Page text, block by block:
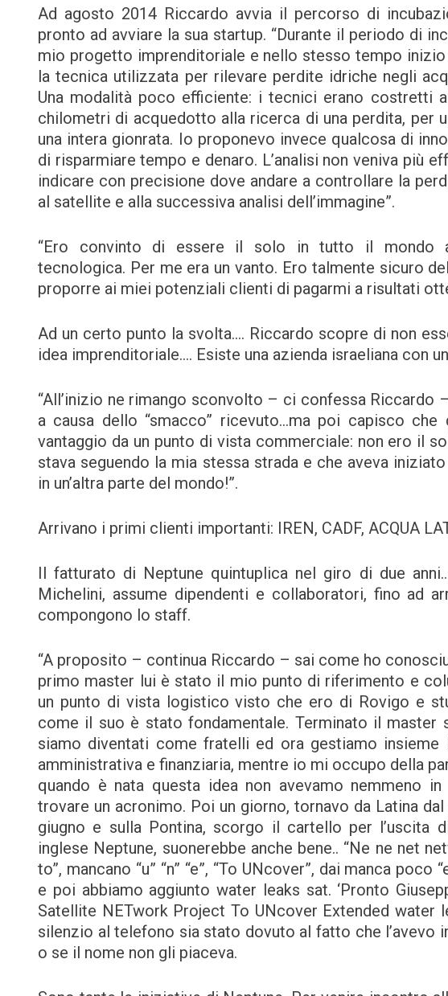
Ad agosto 2014 Riccardo avvia il percorso di
pronto ad avviare la sua startup. “Durante il periodo di
mio progetto imprenditoriale e nello stesso tempo
la tecnica utilizzata per rilevare perdite idriche negli
Una modalità poco efficiente: i tecnici erano costretti
chilometri di acquedotto alla ricerca di una perdita, per
una intera gionrata. Io proponevo invece qualcosa di
di risparmiare tempo e denaro. L’analisi non veniva più
indicare con precisione dove andare a controllare la
al satellite e alla successiva analisi dell’immagine”.
“Ero convinto di essere il solo in tutto il mondo
tecnologica. Per me era un vanto. Ero talmente sicuro
proporre ai miei potenziali clienti di pagarmi a risultati
Ad un certo punto la svolta…. Riccardo scopre di non
idea imprenditoriale…. Esiste una azienda israeliana con
“All’inizio ne rimango sconvolto – ci confessa Riccardo
a causa dello “smacco” ricevuto…ma poi capisco che
vantaggio da un punto di vista commerciale: non ero il
stava seguendo la mia stessa strada e che aveva
in un’altra parte del mondo!”.
Arrivano i primi clienti importanti: IREN, CADF, ACQUA
Il fatturato di Neptune quintuplica nel giro di due
Michelini, assume dipendenti e collaboratori, fino ad
compongono lo staff.
“A proposito – continua Riccardo – sai come ho
primo master lui è stato il mio punto di riferimento e
un punto di vista logistico visto che ero di Rovigo e
come il suo è stato fondamentale. Terminato il
siamo diventati come fratelli ed ora gestiamo insieme
amministrativa e finanziaria, mentre io mi occupo della
quando è nata questa idea non avevamo nemmeno
trovare un acronimo. Poi un giorno, tornavo da Latina
giugno e sulla Pontina, scorgo il cartello per l’uscita
inglese Neptune, suonerebbe anche bene.. “Ne ne net
to”, mancano “u” “n” “e”, “To UNcover”, dai manca poco
e poi abbiamo aggiunto water leaks sat. ‘Pronto
Satellite NETwork Project To UNcover Extended water
silenzio al telefono sia stato dovuto al fatto che l’avevo
o se il nome non gli piaceva.